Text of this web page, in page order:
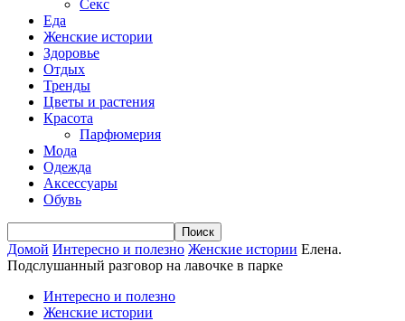
Секс
Еда
Женские истории
Здоровье
Отдых
Тренды
Цветы и растения
Красота
Парфюмерия
Мода
Одежда
Аксессуары
Обувь
Домой Интересно и полезно Женские истории Елена.
Подслушанный разговор на лавочке в парке
Интересно и полезно
Женские истории